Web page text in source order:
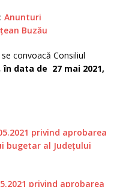
Anunturi
Buzău
se convoacă Consiliul
în data de 27 mai 2021,
privind aprobarea
bugetar al Județului
privind aprobarea